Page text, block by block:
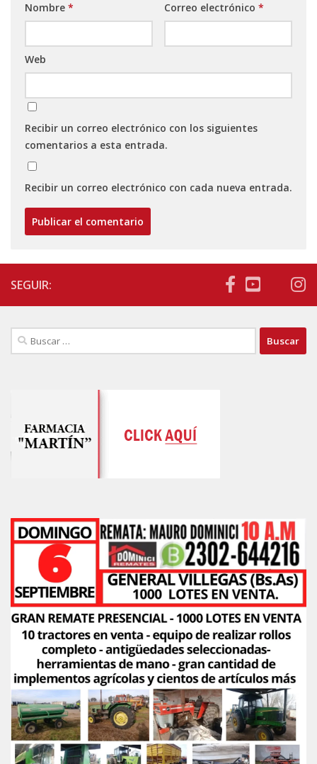
Nombre * Correo electrónico *
Web
Recibir un correo electrónico con los siguientes
comentarios a esta entrada.
Recibir un correo electrónico con cada nueva entrada.
SEGUIR:
Buscar: